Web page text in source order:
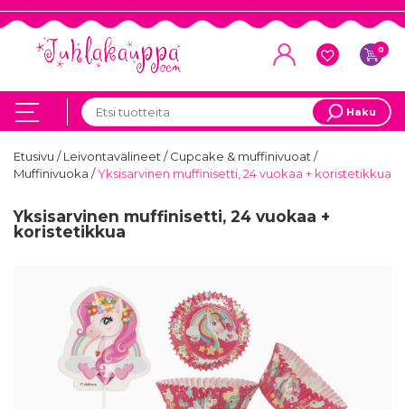
0
Haku
Etusivu /Leivontavälineet/Cupcake & muffinivuoat/
Muffinivuoka /Yksisarvinen muffinisetti, 24 vuokaa + koristetikkua
Yksisarvinen muffinisetti, 24 vuokaa +
koristetikkua